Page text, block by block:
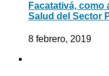
Facatativá, como
Salud del Sector
8 febrero, 2019